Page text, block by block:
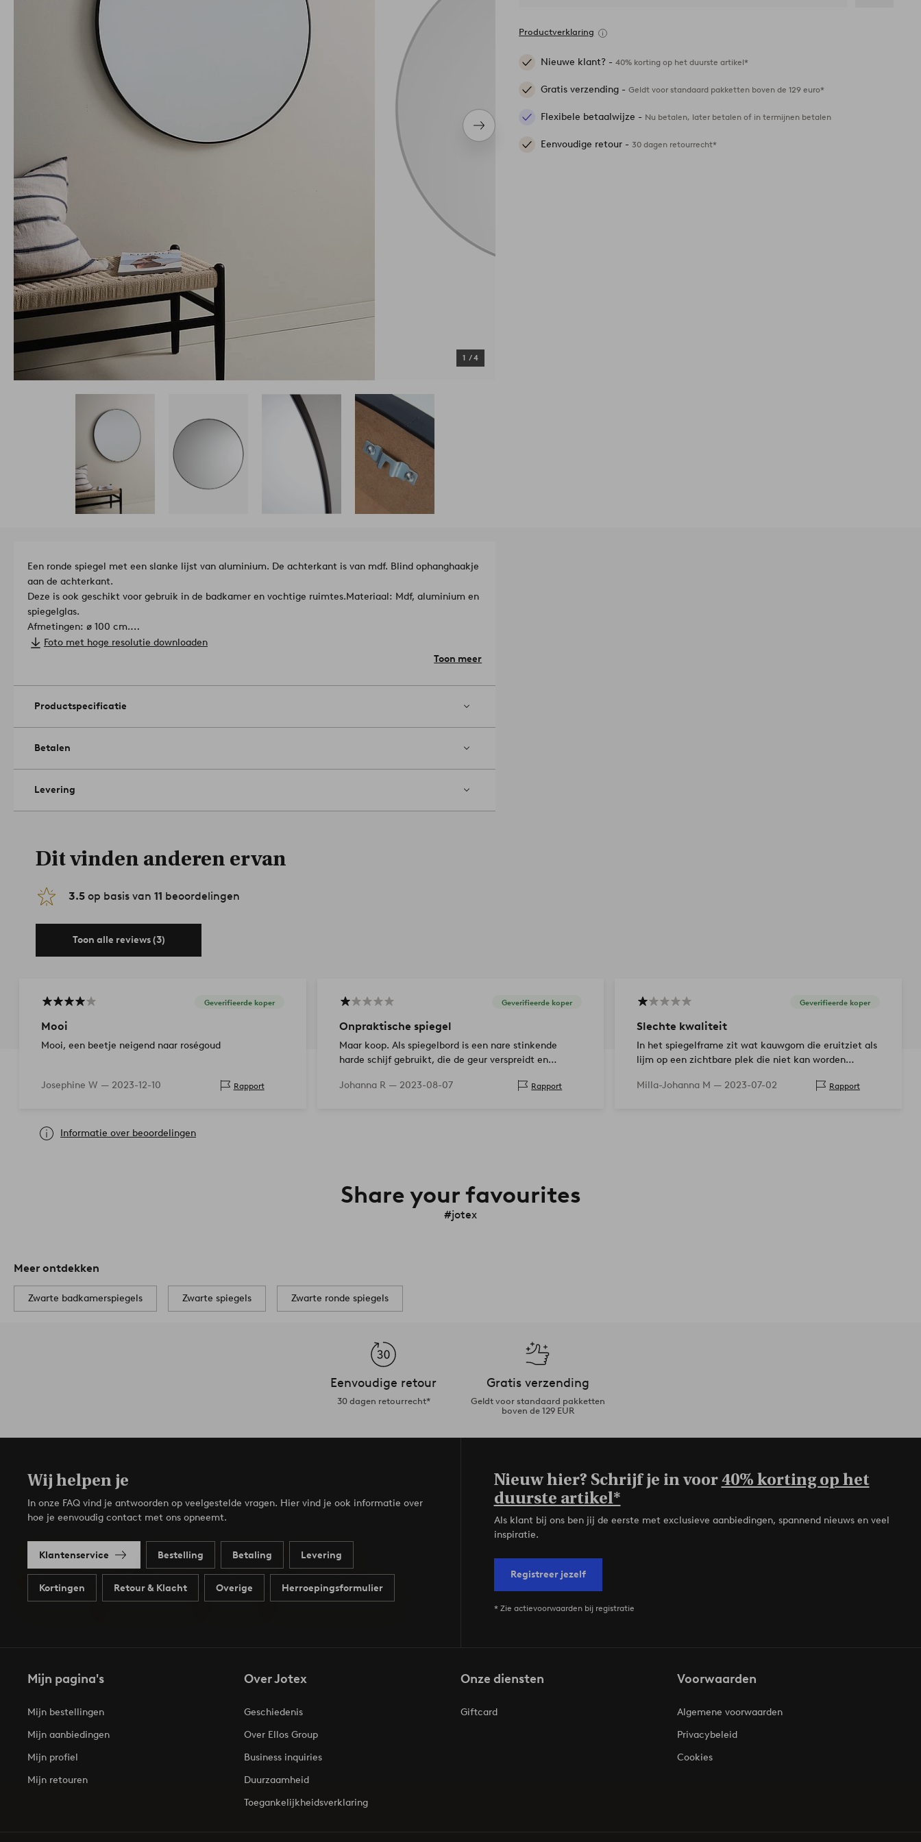
Volgend
item
1 /4
Productverklaring
Nieuwe klant? -40% korting op het duurste artikel*
Gratis verzending -Geldt voor standaard pakketten boven de 129 euro*
Flexibele betaalwijze - Nu betalen, later betalen of in termijnen betalen
Eenvoudige retour -30 dagen retourrecht*
Een ronde spiegel met een slanke lijst van aluminium. De achterkant is van mdf. Blind ophanghaakje
aan de achterkant.
Deze is ook geschikt voor gebruik in de badkamer en vochtige ruimtes.Materiaal: Mdf, aluminium en
spiegelglas.
Afmetingen: ø 100 cm.
Gewicht: ca. 14 kg.
hal of toilet groter lijken.Artikelnummer: 1694719-02-0
Foto met hoge resolutie downloaden
Toon meer
Productspecificatie
Betalen
Levering
Dit vinden anderen ervan
3.5 op basis van 11 beoordelingen
Toon alle reviews (3)
Geverifieerde koper
Mooi
Mooi, een beetje neigend naar roségoud
Josephine W — 2023-12-10 Rapport
Geverifieerde koper
Onpraktische spiegel
Maar koop. Als spiegelbord is een nare stinkende
harde schijf gebruikt, die de geur verspreidt en
groot maakt. De achterkant heeft…
Johanna R — 2023-08-07 Rapport
Geverifieerde koper
Slechte kwaliteit
In het spiegelframe zit wat kauwgom die eruitziet als
lijm op een zichtbare plek die niet kan worden
als ergens in een pretpark.
Milla-Johanna M — 2023-07-02 Rapport
Informatie over beoordelingen
Share your favourites
#jotex
Meer ontdekken
Zwarte badkamerspiegels Zwarte spiegels Zwarte ronde spiegels
Eenvoudige retour
30 dagen retourrecht*
Gratis verzending
Geldt voor standaard pakketten
boven de 129 EUR
Wij helpen je
In onze FAQ vind je antwoorden op veelgestelde vragen. Hier vind je ook informatie over
hoe je eenvoudig contact met ons opneemt.
Klantenservice Bestelling Betaling Levering
Kortingen Retour & Klacht Overige Herroepingsformulier
Nieuw hier? Schrijf je in voor40% korting op het
duurste artikel*
Als klant bij ons ben jij de eerste met exclusieve aanbiedingen, spannend nieuws en veel
inspiratie.
Registreer jezelf
* Zie actievoorwaarden bij registratie
Mijn pagina's
Mijn bestellingen
Mijn aanbiedingen
Mijn profiel
Mijn retouren
Over Jotex
Geschiedenis
Over Ellos Group
Business inquiries
Duurzaamheid
Toegankelijkheidsverklaring
Onze diensten
Giftcard
Voorwaarden
Algemene voorwaarden
Privacybeleid
Cookies